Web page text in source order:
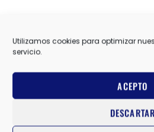
Utilizamos cookies para optimizar
servicio.
ACEPTO
DESCARTAR